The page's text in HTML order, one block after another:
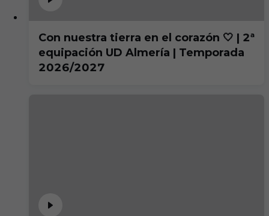
Con nuestra tierra en el corazón 🤍 | 2ª
equipación UD Almería | Temporada
2026/2027